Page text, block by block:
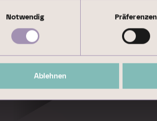
Notwendig
Präferenzen
Ablehnen